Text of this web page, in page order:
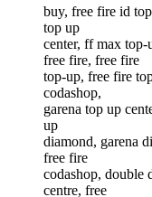
buy, free fire id
top up
center, ff max
free fire, free fire
top-up, free fire
codashop,
garena top up
up
diamond, garena
free fire
codashop, double
centre, free